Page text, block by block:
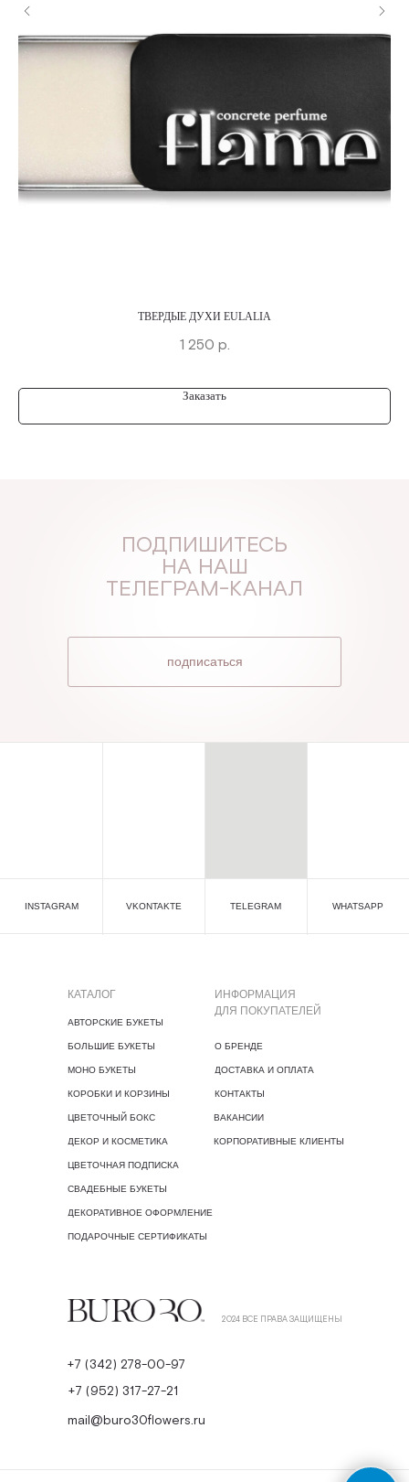
ТВЕРДЫЕ ДУХИ EULALIA
1 250 р.
Заказать
подписаться
ПОДПИШИТЕСЬ
НА НАШ
ТЕЛЕГРАМ-КАНАЛ
VKONTAKTE TELEGRAM WHATSAPP
INSTAGRAM
КАТАЛОГ
mail@buro30flowers.ru
+7 (342) 278-00-97
АВТОРСКИЕ БУКЕТЫ
БОЛЬШИЕ БУКЕТЫ
МОНО БУКЕТЫ
КОРОБКИ И КОРЗИНЫ
ЦВЕТОЧНЫЙ БОКС
ДЕКОР И КОСМЕТИКА
ЦВЕТОЧНАЯ ПОДПИСКА
СВАДЕБНЫЕ БУКЕТЫ
ДЕКОРАТИВНОЕ ОФОРМЛЕНИЕ
ИНФОРМАЦИЯ
ДЛЯ ПОКУПАТЕЛЕЙ
О БРЕНДЕ
ДОСТАВКА И ОПЛАТА
КОНТАКТЫ
ПОДАРОЧНЫЕ СЕРТИФИКАТЫ
+7 (952) 317-27-21
2024 ВСЕ ПРАВА ЗАЩИЩЕНЫ
ВАКАНСИИ
КОРПОРАТИВНЫЕ КЛИЕНТЫ